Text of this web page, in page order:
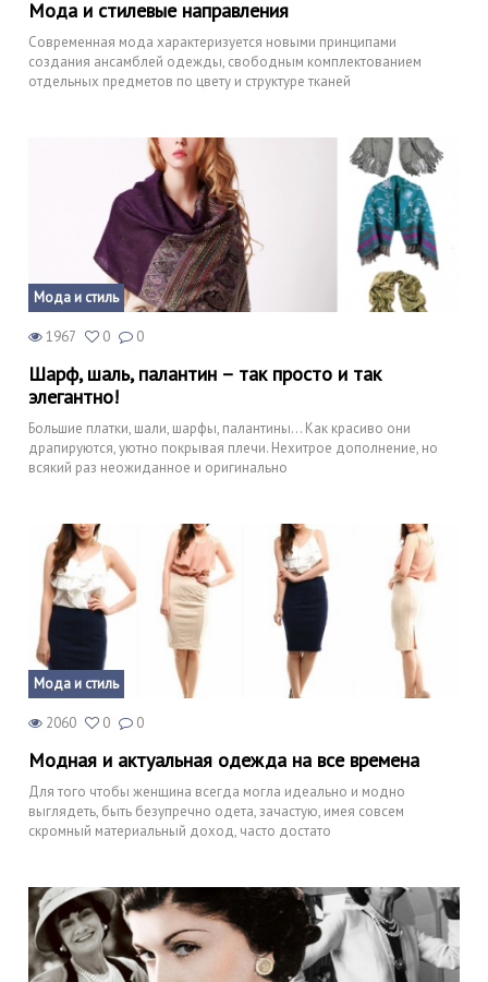
Мода и стилевые направления
Современная мода характеризуется новыми принципами
создания ансамблей одежды, свободным комплектованием
отдельных предметов по цвету и структуре тканей
Мода и стиль
1967 0 0
Шарф, шаль, палантин – так просто и так
элегантно!
Большие платки, шали, шарфы, палантины… Как красиво они
драпируются, уютно покрывая плечи. Нехитрое дополнение, но
всякий раз неожиданное и оригинально
Мода и стиль
2060 0 0
Модная и актуальная одежда на все времена
Для того чтобы женщина всегда могла идеально и модно
выглядеть, быть безупречно одета, зачастую, имея совсем
скромный материальный доход, часто достато